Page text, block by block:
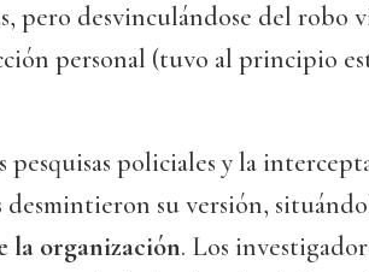
pero desvinculándose del robo
personal (tuvo al principio
pesquisas policiales y la
desmintieron su versión,
la organización. Los